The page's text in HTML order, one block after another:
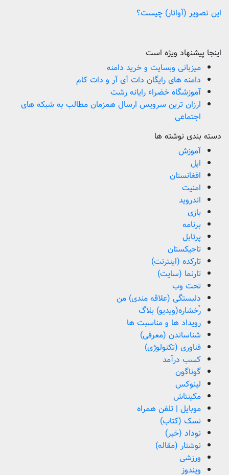
این تصویر (آواتار) چیست؟
اینجا پیشنهاد ویژه است
میزبانی وبسایت و خرید دامنه
دامنه های رایگان دات آی آر و دات کام
آموزشگاه خضراء رایانه رشت
ارزان ترین سرویس ارسال همزمان مطالب به شبکه های
اجتماعی
دسته بندی نوشته ها
آموزش
اپل
افغانستان
امنیت
اندروید
بازی
برنامه
پرتابل
تاجیکستان
تارکده (اینترنت)
تارنما (سایت)
تحت وب
دلبستگی (علاقه مندی) من
رُخشاره(ویدیو) بلاگ
رویداد ها و مناسبت ها
شناساندن (معرفی)
فناوری (تکنولوژی)
کسب درآمد
گوناگون
لینوکس
مکینتاش
موبایل | تلفن همراه
نسک (کتاب)
نوداد (خبر)
نوشتار (مقاله)
ورزشی
ویندوز